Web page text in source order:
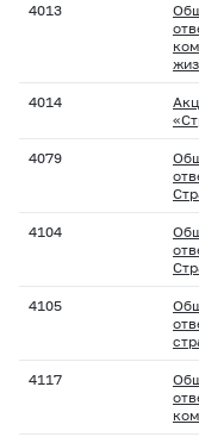
4013
4014
4079
4104
4105
4117